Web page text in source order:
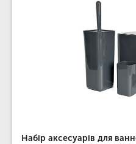
Набір аксесуарів для